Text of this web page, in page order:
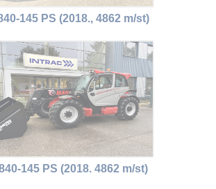
145 PS (2018., 4862 m/st)
145 PS (2018. 4862 m/st)